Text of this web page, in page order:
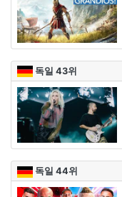
독일 43위
독일 44위